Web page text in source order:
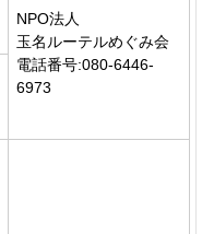
NPO法人
玉名ルーテルめぐみ会
電話番号:080-6446-
6973